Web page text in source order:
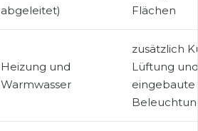
abgeleitet)
Flächen
Heizung und
Warmwasser
zusätzlich
Lüftung und
eingebaute